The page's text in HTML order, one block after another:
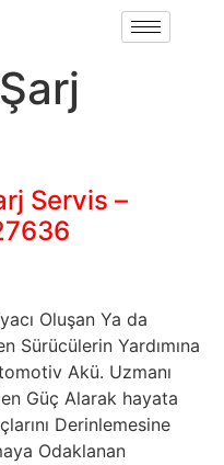
Servis –
Oluşan Ya da
Sürücülerin Yardımına
Akü. Uzmanı
Güç Alarak hayata
Derinlemesine
Odaklanan